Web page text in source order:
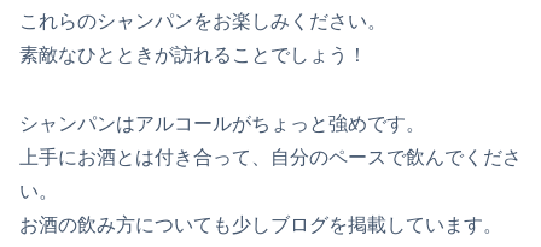
これらのシャンパンをお楽しみください。
素敵なひとときが訪れることでしょう！
シャンパンはアルコールがちょっと強めです。
上手にお酒とは付き合って、自分のペースで飲んでくださ
い。
お酒の飲み方についても少しブログを掲載しています。